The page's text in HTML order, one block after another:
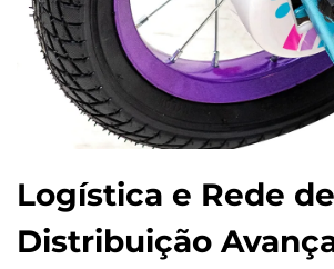
Logística e Rede de
Distribuição